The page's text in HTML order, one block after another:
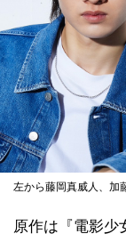
左から藤岡真威人、加
原作は『電影少